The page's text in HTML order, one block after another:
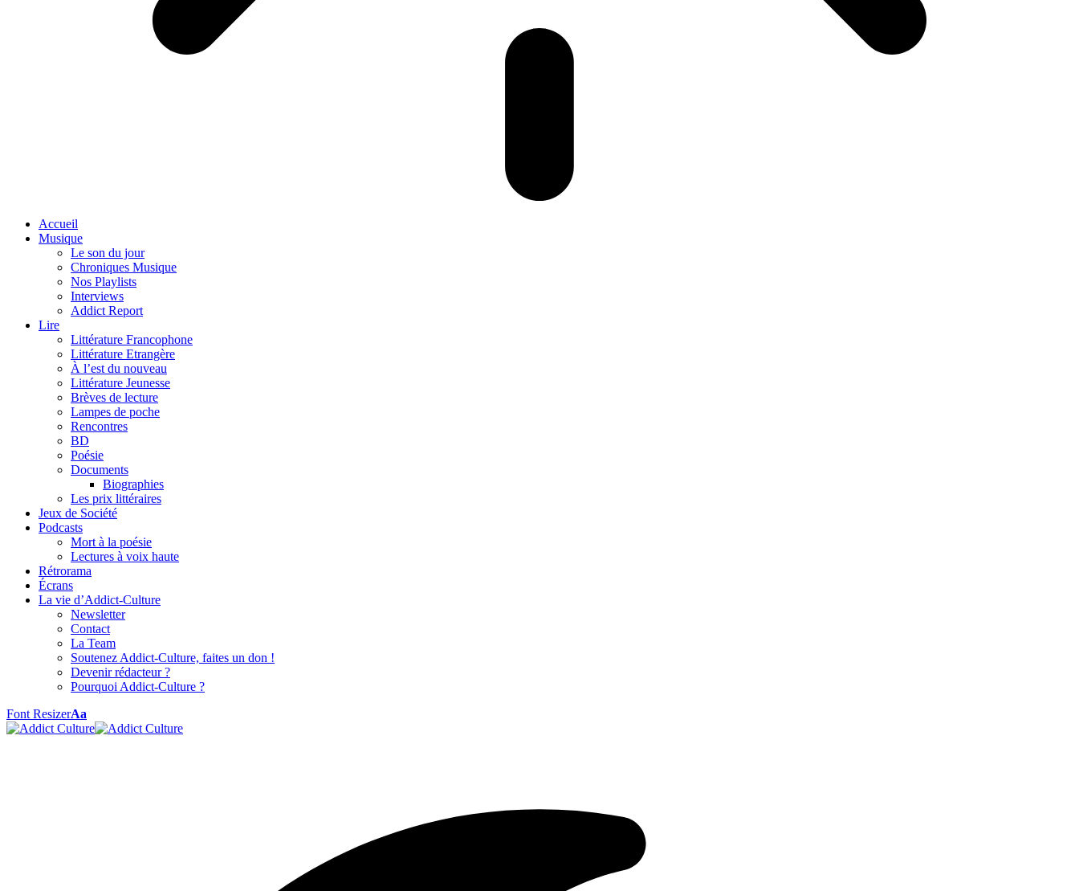
Accueil
Musique
Le son du jour
Chroniques Musique
Nos Playlists
Interviews
Addict Report
Lire
Littérature Francophone
Littérature Etrangère
À l’est du nouveau
Littérature Jeunesse
Brèves de lecture
Lampes de poche
Rencontres
BD
Poésie
Documents
Biographies
Les prix littéraires
Jeux de Société
Podcasts
Mort à la poésie
Lectures à voix haute
Rétrorama
Écrans
La vie d’Addict-Culture
Newsletter
Contact
La Team
Soutenez Addict-Culture, faites un don !
Devenir rédacteur ?
Pourquoi Addict-Culture ?
Font ResizerAa